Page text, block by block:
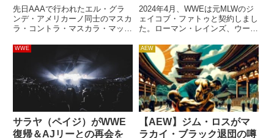
方が記憶に残る」？オスプ
レイが反論「俺の試合を思
い出せないなら、記憶力が
ないだけ」
先日AAAで行われたエル・グラ
ンデ・アメリカーノ同士のマスカ
ラ・コントラ・マスカラ・マッチ
道具になってしまっているようで
す。この試合が名勝負だったのは
紛れもない事実であり、マッチ・
オブ・ザ・イヤーの筆頭候補に
な...
ではどういった議論がある
のか？
2024年4月、WWEは元MLWのジ
ェイコブ・ファトゥと契約しまし
た。ローマン・レインズ、ウーソ
こ」にあたる、アノアイ・ファミ
リーの一員。WWEではBloodline
のストーリーに関与することが予
想されています...
WWE
サラヤ（ペイジ）がWWE
復帰＆AJリーとの再会を
AEW
【AEW】ジム・ロスがマ
ラカイ・ブラック退団の噂